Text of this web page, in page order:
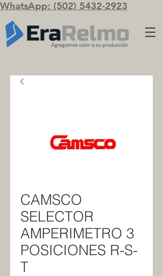
WhatsApp: (502) 5432-2923
CAMSCO
SELECTOR
AMPERIMETRO 3
POSICIONES R-S-
T